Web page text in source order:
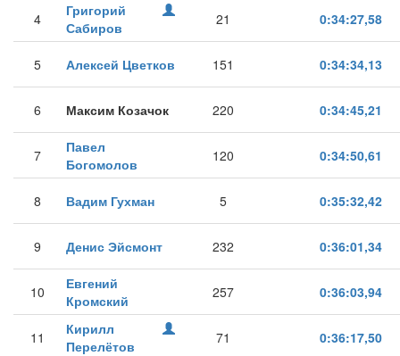
4
Григорий
Сабиров
21 0:34:27,58
5 Алексей Цветков 151 0:34:34,13
6 Максим Козачок 220 0:34:45,21
7
Павел
Богомолов
120 0:34:50,61
8 Вадим Гухман 5 0:35:32,42
9 Денис Эйсмонт 232 0:36:01,34
10
Евгений
Кромский
257 0:36:03,94
11
Кирилл
Перелётов
71 0:36:17,50